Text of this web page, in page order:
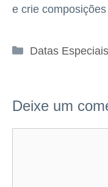
e crie
Categorias
Datas Especiais
Deixe um